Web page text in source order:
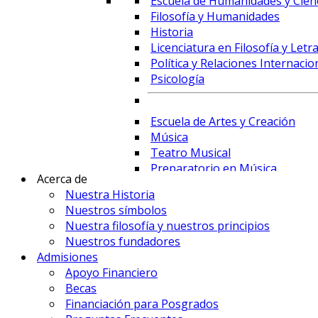
Filosofía y Humanidades
Historia
Licenciatura en Filosofía y
Política y Relaciones
Psicología
Escuela de Artes y Creación
Música
Teatro Musical
Preparatorio en Música
Prime Business School
Administración de Empresas y
Contaduría
Finanzas, Fintech y Comercio
Acerca de
Nuestra Historia
Nuestros símbolos
Nuestra filosofía y nuestros principios
Nuestros fundadores
Admisiones
Apoyo Financiero
Becas
Financiación para Posgrados